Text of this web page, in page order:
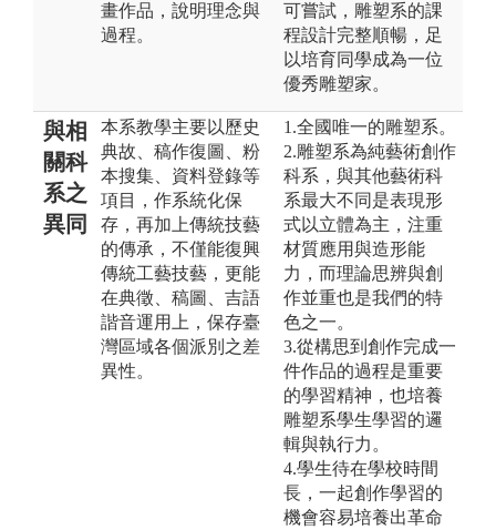
畫作品，說明理念與
過程。
可嘗試，雕塑系的課
程設計完整順暢，足
以培育同學成為一位
優秀雕塑家。
與相
關科
系之
異同
本系教學主要以歷史
典故、稿作復圖、粉
本搜集、資料登錄等
項目，作系統化保
存，再加上傳統技藝
的傳承，不僅能復興
傳統工藝技藝，更能
在典徵、稿圖、吉語
諧音運用上，保存臺
灣區域各個派別之差
異性。
1.全國唯一的雕塑系。
2.雕塑系為純藝術創作
科系，與其他藝術科
系最大不同是表現形
式以立體為主，注重
材質應用與造形能
力，而理論思辨與創
作並重也是我們的特
色之一。
3.從構思到創作完成一
件作品的過程是重要
的學習精神，也培養
雕塑系學生學習的邏
輯與執行力。
4.學生待在學校時間
長，一起創作學習的
機會容易培養出革命